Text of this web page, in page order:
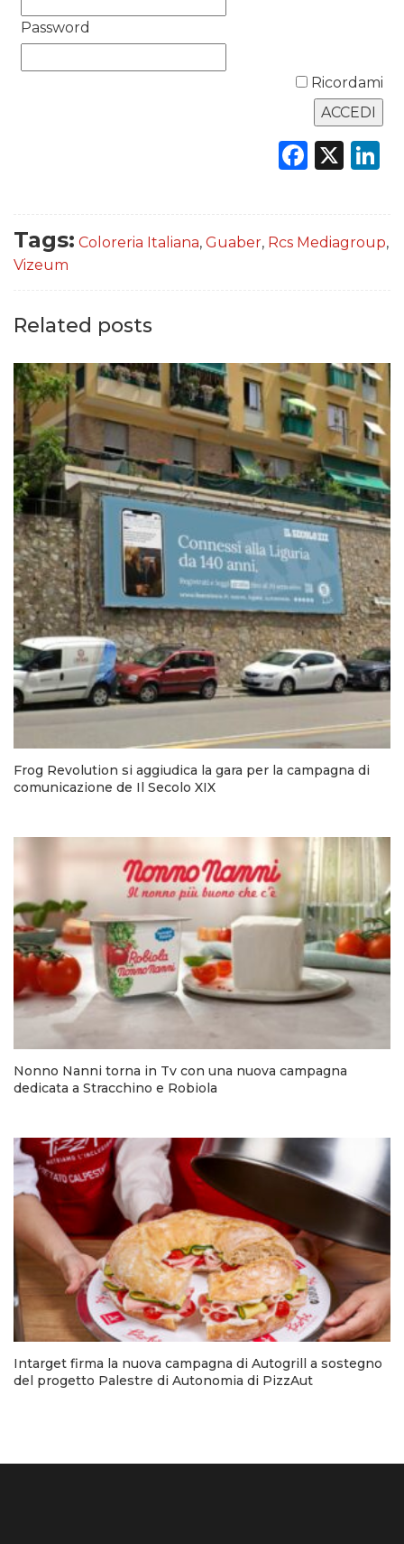
NORMATIVE
Password
Ricordami
X
Tags: Coloreria Italiana, Guaber, Rcs Mediagroup,
Vizeum
Related posts
Frog Revolution si aggiudica la gara per la campagna di
comunicazione de Il Secolo XIX
Nonno Nanni torna in Tv con una nuova campagna
dedicata a Stracchino e Robiola
Intarget firma la nuova campagna di Autogrill a sostegno
del progetto Palestre di Autonomia di PizzAut